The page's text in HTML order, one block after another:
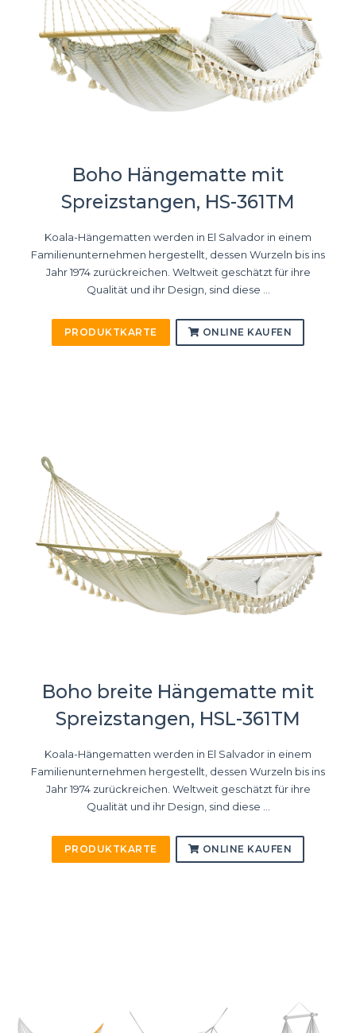
Boho Hängematte mit
Spreizstangen, HS-361TM
Koala-Hängematten werden in El Salvador in einem
Familienunternehmen hergestellt, dessen Wurzeln bis ins
Jahr 1974 zurückreichen. Weltweit geschätzt für ihre
Qualität und ihr Design, sind diese ...
PRODUKTKARTE ONLINE KAUFEN
Boho breite Hängematte mit
Spreizstangen, HSL-361TM
Koala-Hängematten werden in El Salvador in einem
Familienunternehmen hergestellt, dessen Wurzeln bis ins
Jahr 1974 zurückreichen. Weltweit geschätzt für ihre
Qualität und ihr Design, sind diese ...
PRODUKTKARTE ONLINE KAUFEN